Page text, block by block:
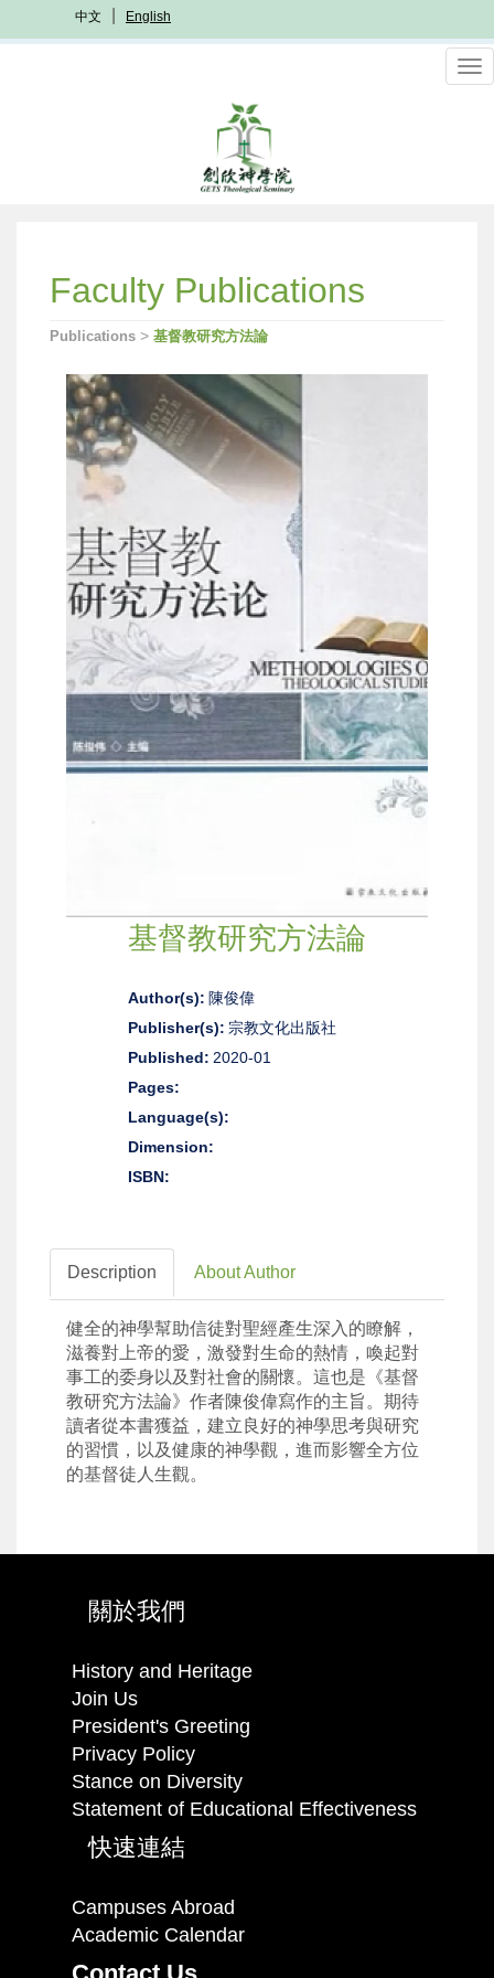
to
中文 English
Faculty Publications
Publications > 基督教研究方法論
基督教研究方法論
Author(s): 陳俊偉
Publisher(s): 宗教文化出版社
Published: 2020-01
Pages:
Language(s):
Dimension:
ISBN:
Description About Author
健全的神學幫助信徒對聖經產生深入的瞭解，
滋養對上帝的愛， 激發對生命的熱情，喚起對
事工的委身以及對社會的關懷。這也是《基督
教研究方法論》作者陳俊偉寫作的主旨。期待
讀者從本書獲益， 建立良好的神學思考與研究
的習慣，以及健康的神學觀， 進而影響全方位
的基督徒人生觀。
關於我們
History and Heritage
Join Us
President's Greeting
Privacy Policy
Stance on Diversity
Statement of Educational Effectiveness
快速連結
Campuses Abroad
Academic Calendar